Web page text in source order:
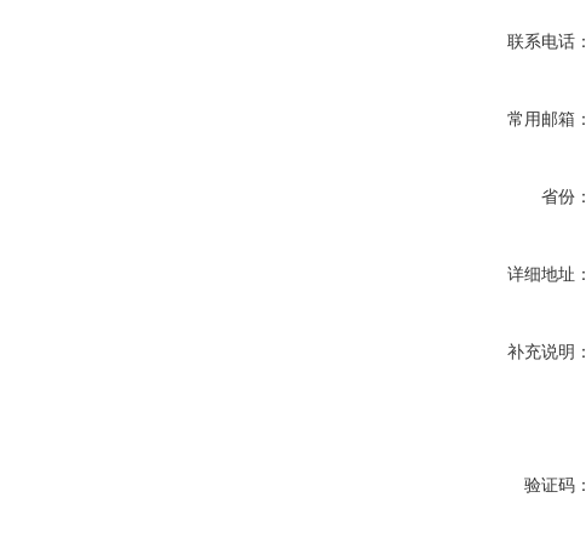
联系电话：
常用邮箱：
省份：
详细地址：
补充说明：
验证码：